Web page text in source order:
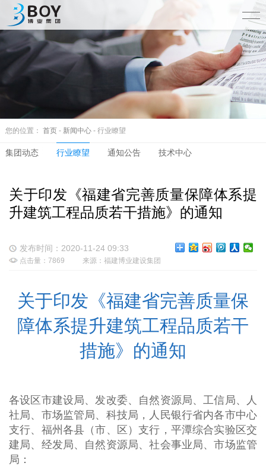
您的位置： 首页- 新闻中心- 行业瞭望
集团动态 行业瞭望 通知公告 技术中心
关于印发《福建省完善质量保障体系提
升建筑工程品质若干措施》的通知
发布时间：2020-11-24 09:33
点击量：7869 来源：福建博业建设集团
关于印发《福建省完善质量保
障体系提升建筑工程品质若干
措施》的通知
各设区市建设局、发改委、自然资源局、工信局、人
社局、市场监管局、科技局，人民银行省内各市中心
支行、福州各县（市、区）支行，平潭综合实验区交
建局、经发局、自然资源局、社会事业局、市场监管
局：